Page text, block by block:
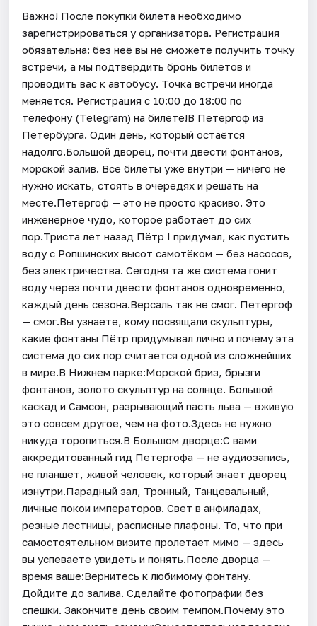
Важно! После покупки билета необходимо
зарегистрироваться у организатора. Регистрация
обязательна: без неё вы не сможете получить точку
встречи, а мы подтвердить бронь билетов и
проводить вас к автобусу. Точка встречи иногда
меняется. Регистрация с 10:00 до 18:00 по
телефону (Telegram) на билете!В Петергоф из
Петербурга. Один день, который остаётся
надолго.Большой дворец, почти двести фонтанов,
морской залив. Все билеты уже внутри — ничего не
нужно искать, стоять в очередях и решать на
месте.Петергоф — это не просто красиво. Это
инженерное чудо, которое работает до сих
пор.Триста лет назад Пётр I придумал, как пустить
воду с Ропшинских высот самотёком — без насосов,
без электричества. Сегодня та же система гонит
воду через почти двести фонтанов одновременно,
каждый день сезона.Версаль так не смог. Петергоф
— смог.Вы узнаете, кому посвящали скульптуры,
какие фонтаны Пётр придумывал лично и почему эта
система до сих пор считается одной из сложнейших
в мире.В Нижнем парке:Морской бриз, брызги
фонтанов, золото скульптур на солнце. Большой
каскад и Самсон, разрывающий пасть льва — вживую
это совсем другое, чем на фото.Здесь не нужно
никуда торопиться.В Большом дворце:С вами
аккредитованный гид Петергофа — не аудиозапись,
не планшет, живой человек, который знает дворец
изнутри.Парадный зал, Тронный, Танцевальный,
личные покои императоров. Свет в анфиладах,
резные лестницы, расписные плафоны. То, что при
самостоятельном визите пролетает мимо — здесь
вы успеваете увидеть и понять.После дворца —
время ваше:Вернитесь к любимому фонтану.
Дойдите до залива. Сделайте фотографии без
спешки. Закончите день своим темпом.Почему это